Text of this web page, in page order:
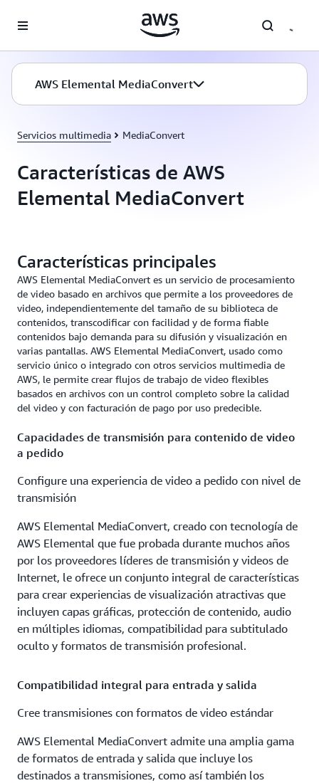
AWS Elemental MediaConvert
Servicios multimedia MediaConvert
Características de AWS
Elemental MediaConvert
Características principales
AWS Elemental MediaConvert es un servicio de procesamiento
de video basado en archivos que permite a los proveedores de
video, independientemente del tamaño de su biblioteca de
contenidos, transcodificar con facilidad y de forma fiable
contenidos bajo demanda para su difusión y visualización en
varias pantallas. AWS Elemental MediaConvert, usado como
servicio único o integrado con otros servicios multimedia de
AWS, le permite crear flujos de trabajo de video flexibles
basados en archivos con un control completo sobre la calidad
del video y con facturación de pago por uso predecible.
Capacidades de transmisión para contenido de video
a pedido
Configure una experiencia de video a pedido con nivel de
transmisión
AWS Elemental MediaConvert, creado con tecnología de
AWS Elemental que fue probada durante muchos años
por los proveedores líderes de transmisión y videos de
Internet, le ofrece un conjunto integral de características
para crear experiencias de visualización atractivas que
incluyen capas gráficas, protección de contenido, audio
en múltiples idiomas, compatibilidad para subtitulado
oculto y formatos de transmisión profesional.
Compatibilidad integral para entrada y salida
Cree transmisiones con formatos de video estándar
AWS Elemental MediaConvert admite una amplia gama
de formatos de entrada y salida que incluye los
destinados a transmisiones, como así también los